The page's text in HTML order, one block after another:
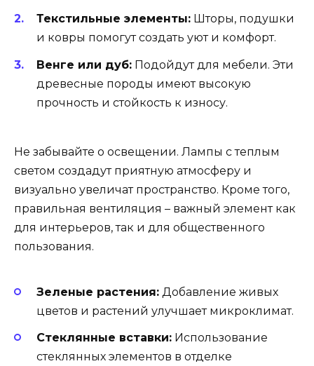
Текстильные элементы: Шторы, подушки
и ковры помогут создать уют и комфорт.
Венге или дуб: Подойдут для мебели. Эти
древесные породы имеют высокую
прочность и стойкость к износу.
Не забывайте о освещении. Лампы с теплым
светом создадут приятную атмосферу и
визуально увеличат пространство. Кроме того,
правильная вентиляция – важный элемент как
для интерьеров, так и для общественного
пользования.
Зеленые растения: Добавление живых
цветов и растений улучшает микроклимат.
Стеклянные вставки: Использование
стеклянных элементов в отделке